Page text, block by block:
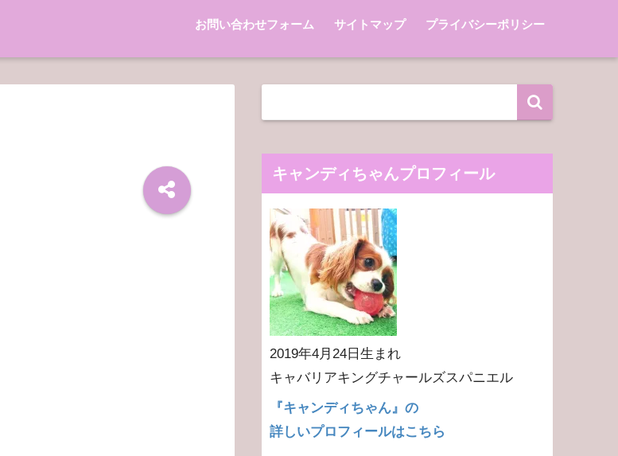
お問い合わせフォーム サイトマップ プライバシーポリシー
キャンディちゃんプロフィール
2019年4月24日生まれ
キャバリアキングチャールズスパニエル
『キャンディちゃん』の
詳しいプロフィールはこちら